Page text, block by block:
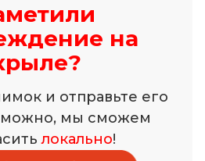
на
и отправьте его
мы сможем
локально!